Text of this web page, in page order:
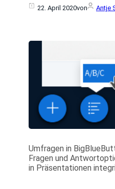
22. April 2020von Antje
Umfragen in
Fragen und
in Präsentationen